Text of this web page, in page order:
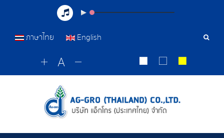
เครื่อ
ภาษาไทย English